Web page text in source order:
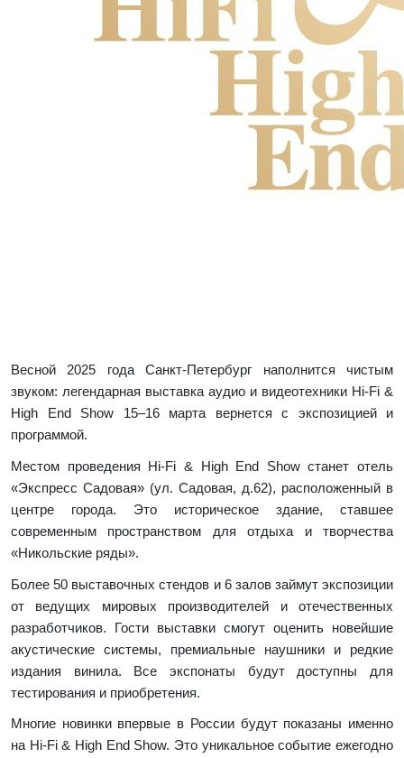
Весной 2025 года Санкт-Петербург наполнится чистым
звуком: легендарная выставка аудио и видеотехники Hi-Fi &
High End Show 15–16 марта вернется с экспозицией и
программой.
Местом проведения Hi-Fi & High End Show станет отель
«Экспресс Садовая» (ул. Садовая, д.62), расположенный в
центре города. Это историческое здание, ставшее
современным пространством для отдыха и творчества
«Никольские ряды».
Более 50 выставочных стендов и 6 залов займут экспозиции
от ведущих мировых производителей и отечественных
разработчиков. Гости выставки смогут оценить новейшие
акустические системы, премиальные наушники и редкие
издания винила. Все экспонаты будут доступны для
тестирования и приобретения.
Многие новинки впервые в России будут показаны именно
на Hi-Fi & High End Show. Это уникальное событие ежегодно